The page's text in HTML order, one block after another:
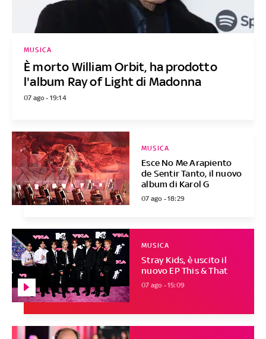
È morto William Orbit, ha prodotto
l'album Ray of Light di Madonna
MUSICA
07 ago - 19:14
Esce No Me Arapiento
de Sentir Tanto, il nuovo
album di Karol G
MUSICA
07 ago - 18:29
Stray Kids, è uscito il
nuovo EP This & That
MUSICA
07 ago - 15:09